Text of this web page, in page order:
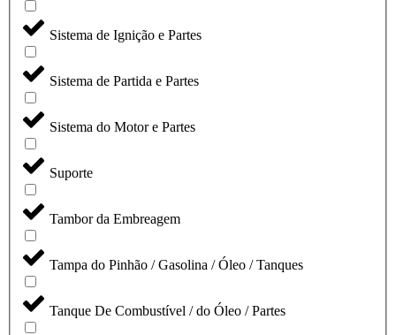
Sistema de Ignição e Partes
Sistema de Partida e Partes
Sistema do Motor e Partes
Suporte
Tambor da Embreagem
Tampa do Pinhão / Gasolina / Óleo / Tanques
Tanque De Combustível / do Óleo / Partes